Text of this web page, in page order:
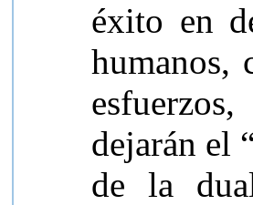
éxito en
humanos,
dejarán el
de la